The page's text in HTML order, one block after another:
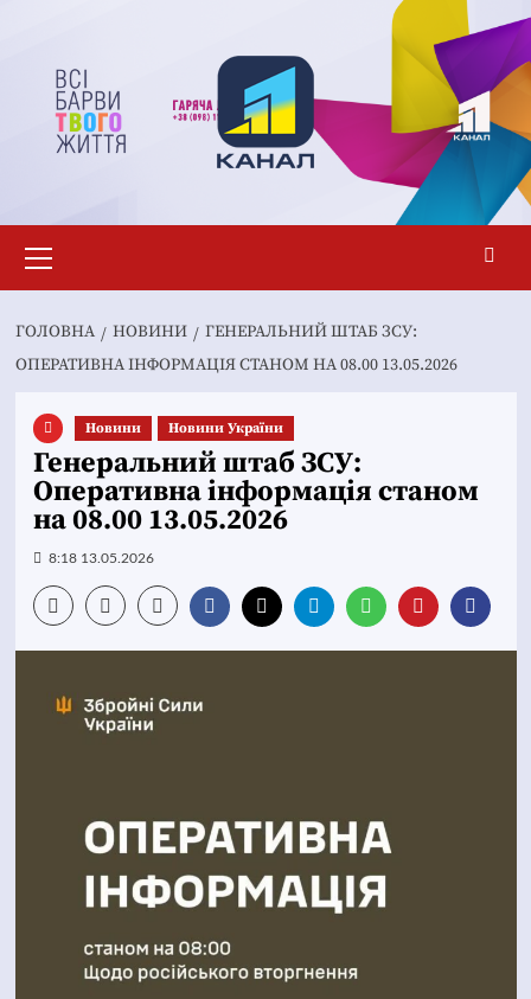
вмісту
меню
ГОЛОВНА НОВИНИ
ГЕНЕРАЛЬНИЙ ШТАБ ЗСУ:
ОПЕРАТИВНА ІНФОРМАЦІЯ СТАНОМ НА 08.00 13.05.2026
Новини Новини України
Генеральний штаб ЗСУ:
Оперативна інформація станом
на 08.00 13.05.2026
8:18 13.05.2026